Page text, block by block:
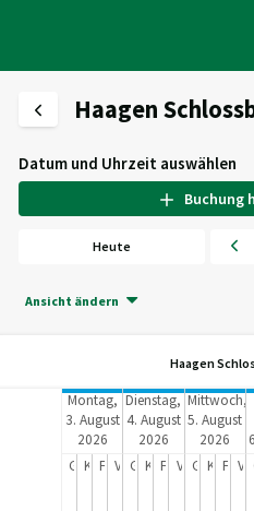
Haagen
Datum und Uhrzeit auswählen
Buchung
Heute
Ansicht ändern
Haagen
Montag,
3. August
2026
Dienstag,
4. August
2026
Mittwoch,
5. August
2026
Großer Hallenteil Kleiner Hallenteil Foyer Vereinsraum Großer Hallenteil Kleiner Hallenteil Foyer Vereinsraum Großer Hallenteil Kleiner Hallenteil Foyer